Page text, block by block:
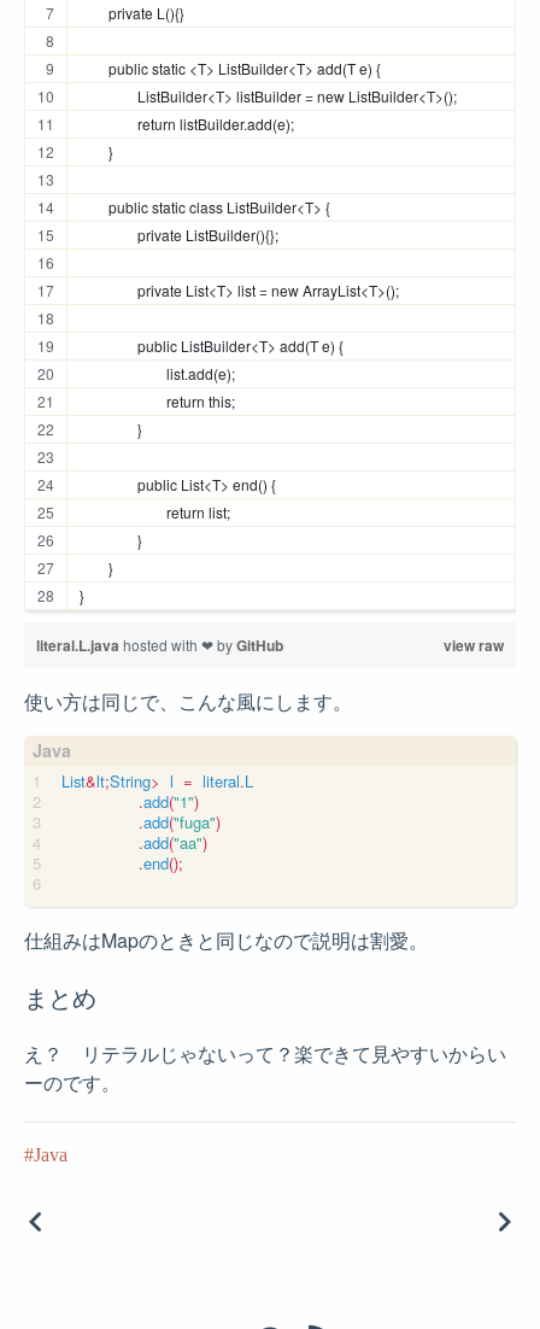
	private L(){}
	public static <T> ListBuilder<T> add(T e) {
		ListBuilder<T> listBuilder = new ListBuilder<T>();
		return listBuilder.add(e);
	}
	public static class ListBuilder<T> {
		private ListBuilder(){};
		private List<T> list = new ArrayList<T>();
		public ListBuilder<T> add(T e) {
			list.add(e);
			return this;
		}
		public List<T> end() {
			return list;
		}
	}
}
view raw
literal.L.java hosted with ❤ byGitHub
使い方は同じで、こんな風にします。
List&lt;String> l = literal.L
.add("1")
.add("fuga")
.add("aa")
.end();
仕組みはMapのときと同じなので説明は割愛。
まとめ
え？ リテラルじゃないって？楽できて見やすいからい
ーのです。
Java